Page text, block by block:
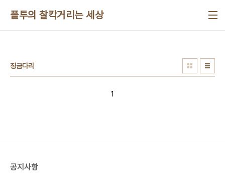
플투의 찰칵거리는 세상
징금다리
1
공지사항